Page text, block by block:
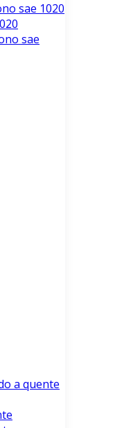
sae 1020
sae
a quente